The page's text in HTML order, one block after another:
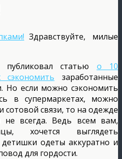
Здравствуйте, милые
статью о 10
сэкономить заработанные
Но если можно сэкономить
в супермаркетах, можно
сотовой связи, то на одежде
не всегда. Ведь всем вам,
хочется выглядеть
одеты аккуратно и
для гордости.